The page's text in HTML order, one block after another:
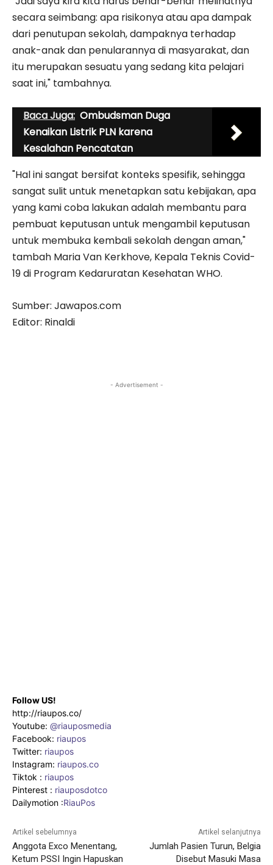
secara seimbang: apa risikonya atau apa dampak
dari penutupan sekolah, dampaknya terhadap
anak-anak dan penularannya di masyarakat, dan
itu merupakan sesuatu yang sedang kita pelajari
saat ini," tambahnya.
Baca Juga: Ombudsman Duga
Kenaikan Listrik PLN karena
Kesalahan Pencatatan
"Hal ini sangat bersifat konteks spesifik, sehingga
sangat sulit untuk menetapkan satu kebijakan, apa
yang kami coba lakukan adalah membantu para
pembuat keputusan untuk mengambil keputusan
untuk membuka kembali sekolah dengan aman,"
tambah Maria Van Kerkhove, Kepala Teknis Covid-
19 di Program Kedaruratan Kesehatan WHO.
Sumber: Jawapos.com
Editor: Rinaldi
- Advertisement -
Follow US!
http://riaupos.co/
Youtube: @riauposmedia
Facebook: riaupos
Twitter: riaupos
Instagram: riaupos.co
Tiktok : riaupos
Pinterest : riauposdotco
Dailymotion :RiauPos
Artikel sebelumnya
Anggota Exco Menentang,
Ketum PSSI Ingin Hapuskan
Artikel selanjutnya
Jumlah Pasien Turun, Belgia
Disebut Masuki Masa